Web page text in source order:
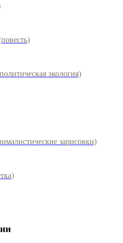
экология)
зарисовки)